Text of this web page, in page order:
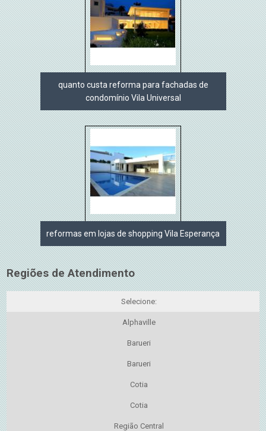
quanto custa reforma para fachadas de
condomínio Vila Universal
reformas em lojas de shopping Vila Esperança
Regiões de Atendimento
Selecione:
Alphaville
Barueri
Barueri
Cotia
Cotia
Região Central